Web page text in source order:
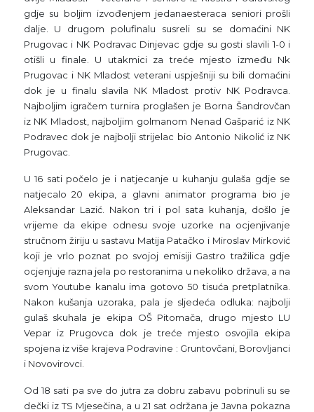
gdje su boljim izvođenjem jedanaesteraca seniori prošli
dalje. U drugom polufinalu susreli su se domaćini NK
Prugovac i NK Podravac Dinjevac gdje su gosti slavili 1-0 i
otišli u finale. U utakmici za treće mjesto između Nk
Prugovac i NK Mladost veterani uspješniji su bili domaćini
dok je u finalu slavila NK Mladost protiv NK Podravca.
Najboljim igračem turnira proglašen je Borna Šandrovčan
iz NK Mladost, najboljim golmanom Nenad Gašparić iz NK
Podravec dok je najbolji strijelac bio Antonio Nikolić iz NK
Prugovac.
U 16 sati počelo je i natjecanje u kuhanju gulaša gdje se
natjecalo 20 ekipa, a glavni animator programa bio je
Aleksandar Lazić. Nakon tri i pol sata kuhanja, došlo je
vrijeme da ekipe odnesu svoje uzorke na ocjenjivanje
stručnom žiriju u sastavu Matija Patačko i Miroslav Mirković
koji je vrlo poznat po svojoj emisiji Gastro tražilica gdje
ocjenjuje razna jela po restoranima u nekoliko država, a na
svom Youtube kanalu ima gotovo 50 tisuća pretplatnika.
Nakon kušanja uzoraka, pala je sljedeća odluka: najbolji
gulaš skuhala je ekipa OŠ Pitomača, drugo mjesto LU
Vepar iz Prugovca dok je treće mjesto osvojila ekipa
spojena iz više krajeva Podravine : Gruntovčani, Borovljanci
i Novovirovci.
Od 18 sati pa sve do jutra za dobru zabavu pobrinuli su se
dečki iz TS Mjesečina, a u 21 sat održana je Javna pokazna